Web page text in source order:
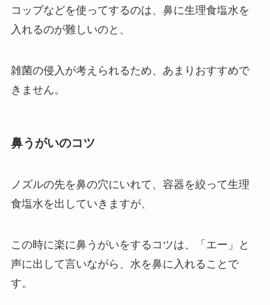
コップなどを使ってするのは、鼻に生理食塩水を
入れるのが難しいのと、
雑菌の侵入が考えられるため、あまりおすすめで
きません。
鼻うがいのコツ
ノズルの先を鼻の穴にいれて、容器を絞って生理
食塩水を出していきますが、
この時に楽に鼻うがいをするコツは、「エー」と
声に出して言いながら、水を鼻に入れることで
す。